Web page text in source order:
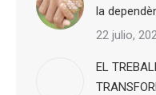
la
22 julio,
EL